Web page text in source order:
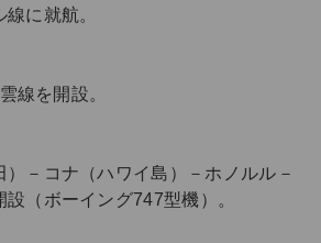
に就航。
線を開設。
）－コナ（ハワイ島）－ホノルル－
（ボーイング747型機）。